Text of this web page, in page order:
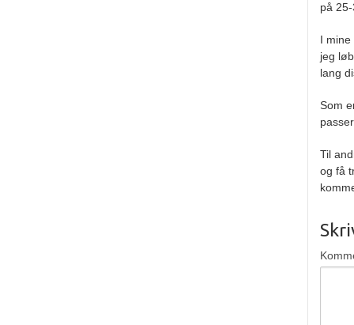
på
I
jeg
lang
Som
Til
og få